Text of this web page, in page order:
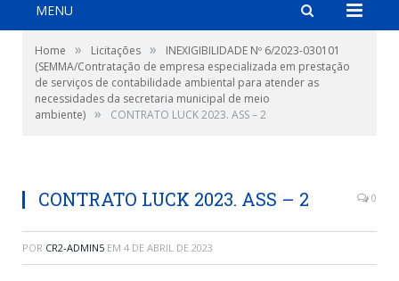
MENU
Home » Licitações »
INEXIGIBILIDADE Nº 6/2023-030101
(SEMMA/Contratação de empresa especializada em prestação
de serviços de contabilidade ambiental para atender as
necessidades da secretaria municipal de meio
ambiente) » CONTRATO LUCK 2023. ASS – 2
CONTRATO LUCK 2023. ASS – 2 0
POR CR2-ADMIN5 EM 4 DE ABRIL DE 2023